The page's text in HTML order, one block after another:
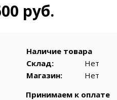
Уцененный Товар
руб.
Наличие товара
Склад:
Нет
Магазин:
Нет
Принимаем к оплате